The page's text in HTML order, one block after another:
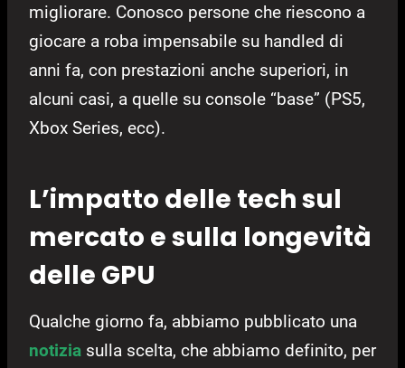
migliorare. Conosco persone che riescono a
giocare a roba impensabile su handled di
anni fa, con prestazioni anche superiori, in
alcuni casi, a quelle su console “base” (PS5,
Xbox Series, ecc).
L’impatto delle tech sul
mercato e sulla longevità
delle GPU
Qualche giorno fa, abbiamo pubblicato una
notizia sulla scelta, che abbiamo definito, per